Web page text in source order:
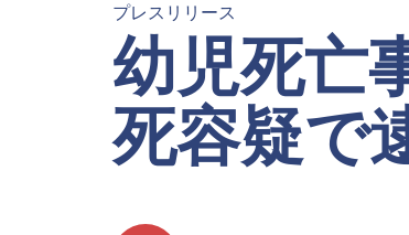
プレスリリース
幼児死亡
死容疑で